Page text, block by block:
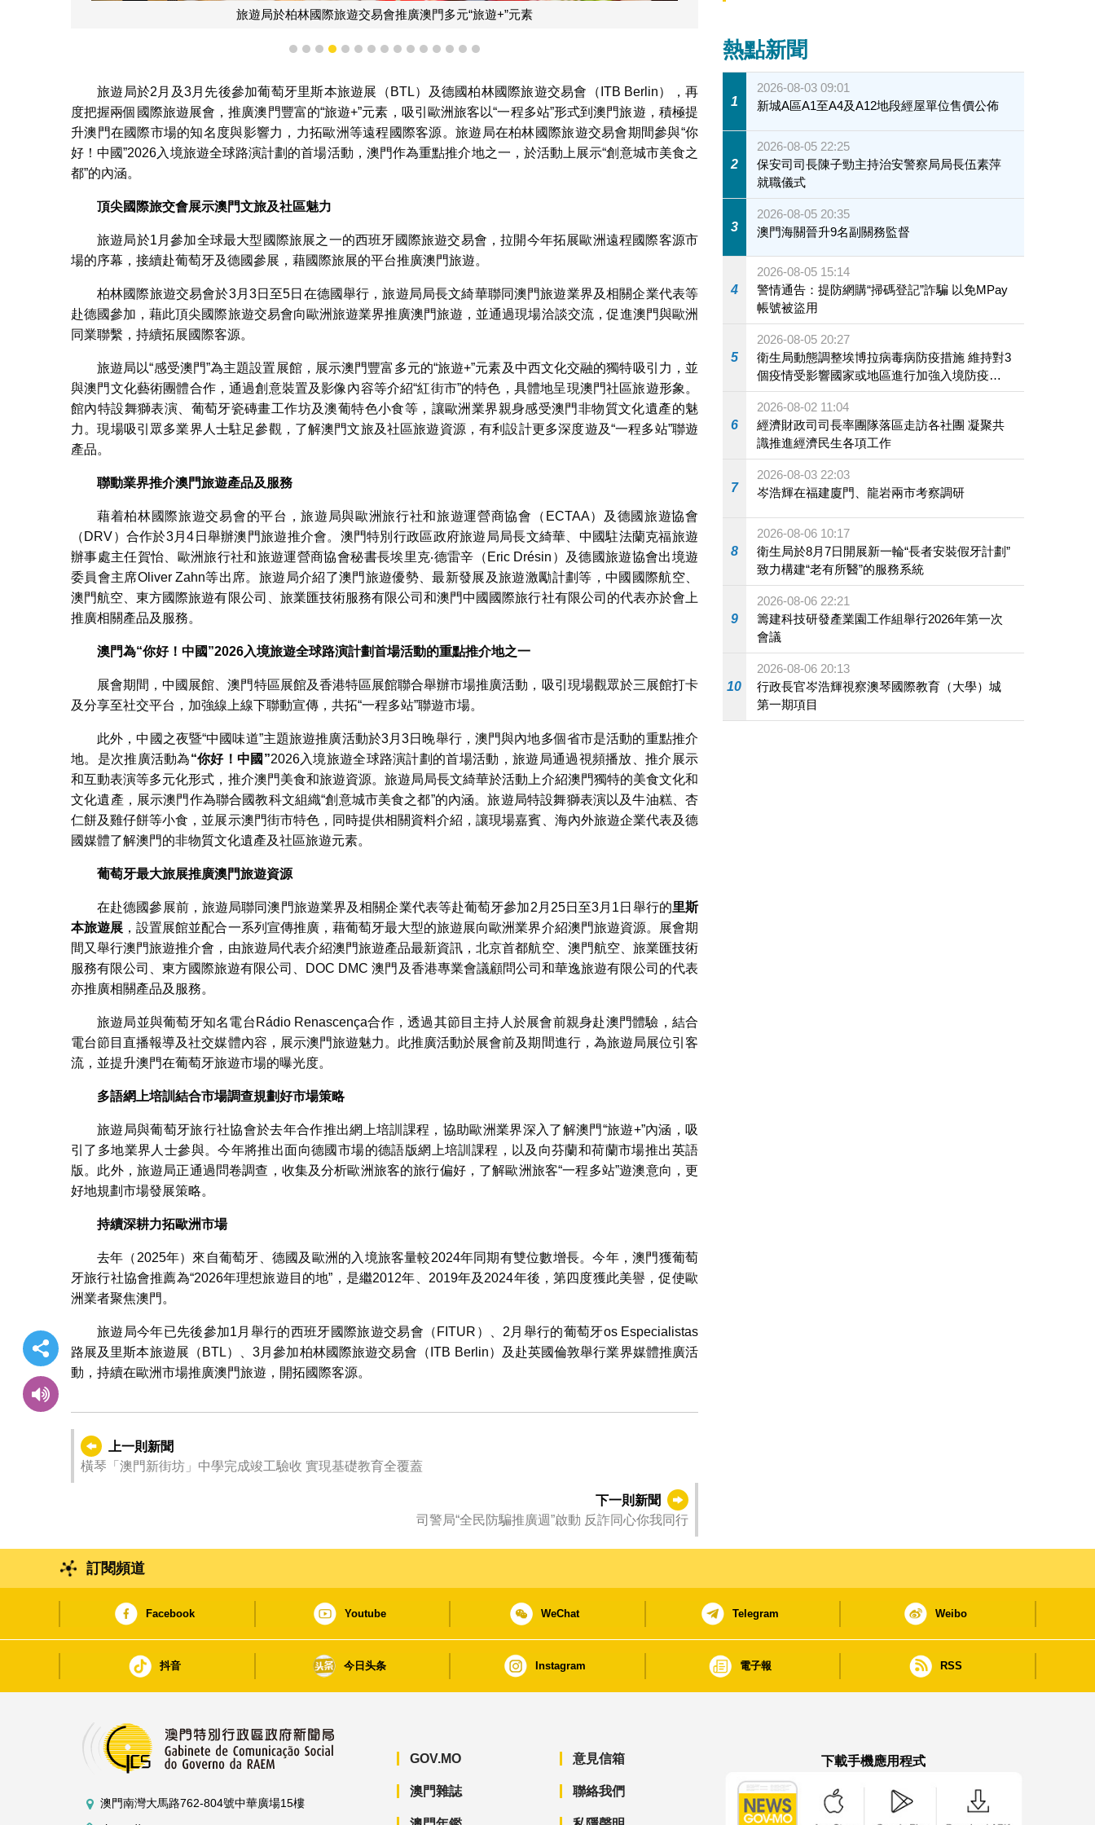
旅遊局於柏林國際旅遊交易會推廣澳門多元“旅遊+”元素
1 2 3 4 5 6 7 8 9 101112131415
旅遊局於2月及3月先後參加葡萄牙里斯本旅遊展（BTL）及德國柏林國際旅遊交易會（ITB Berlin），再
度把握兩個國際旅遊展會，推廣澳門豐富的“旅遊+”元素，吸引歐洲旅客以“一程多站”形式到澳門旅遊，積極提
升澳門在國際市場的知名度與影響力，力拓歐洲等遠程國際客源。旅遊局在柏林國際旅遊交易會期間參與“你
好！中國”2026入境旅遊全球路演計劃的首場活動，澳門作為重點推介地之一，於活動上展示“創意城市美食之
都”的內涵。
頂尖國際旅交會展示澳門文旅及社區魅力
旅遊局於1月參加全球最大型國際旅展之一的西班牙國際旅遊交易會，拉開今年拓展歐洲遠程國際客源市
場的序幕，接續赴葡萄牙及德國參展，藉國際旅展的平台推廣澳門旅遊。
柏林國際旅遊交易會於3月3日至5日在德國舉行，旅遊局局長文綺華聯同澳門旅遊業界及相關企業代表等
赴德國參加，藉此頂尖國際旅遊交易會向歐洲旅遊業界推廣澳門旅遊，並通過現場洽談交流，促進澳門與歐洲
同業聯繫，持續拓展國際客源。
旅遊局以“感受澳門”為主題設置展館，展示澳門豐富多元的“旅遊+”元素及中西文化交融的獨特吸引力，並
與澳門文化藝術團體合作，通過創意裝置及影像內容等介紹“紅街市”的特色，具體地呈現澳門社區旅遊形象。
館內特設舞獅表演、葡萄牙瓷磚畫工作坊及澳葡特色小食等，讓歐洲業界親身感受澳門非物質文化遺產的魅
力。現場吸引眾多業界人士駐足參觀，了解澳門文旅及社區旅遊資源，有利設計更多深度遊及“一程多站”聯遊
產品。
聯動業界推介澳門旅遊產品及服務
藉着柏林國際旅遊交易會的平台，旅遊局與歐洲旅行社和旅遊運營商協會（ECTAA）及德國旅遊協會
（DRV）合作於3月4日舉辦澳門旅遊推介會。澳門特別行政區政府旅遊局局長文綺華、中國駐法蘭克福旅遊
辦事處主任賀怡、歐洲旅行社和旅遊運營商協會秘書長埃里克‧德雷辛（Eric Drésin）及德國旅遊協會出境遊
委員會主席Oliver Zahn等出席。旅遊局介紹了澳門旅遊優勢、最新發展及旅遊激勵計劃等，中國國際航空、
澳門航空、東方國際旅遊有限公司、旅業匯技術服務有限公司和澳門中國國際旅行社有限公司的代表亦於會上
推廣相關產品及服務。
澳門為“你好！中國”2026入境旅遊全球路演計劃首場活動的重點推介地之一
展會期間，中國展館、澳門特區展館及香港特區展館聯合舉辦市場推廣活動，吸引現場觀眾於三展館打卡
及分享至社交平台，加強線上線下聯動宣傳，共拓“一程多站”聯遊市場。
此外，中國之夜暨“中國味道”主題旅遊推廣活動於3月3日晚舉行，澳門與內地多個省市是活動的重點推介
地。是次推廣活動為“你好！中國 ”2026入境旅遊全球路演計劃的首場活動，旅遊局通過視頻播放、推介展示
和互動表演等多元化形式，推介澳門美食和旅遊資源。旅遊局局長文綺華於活動上介紹澳門獨特的美食文化和
文化遺產，展示澳門作為聯合國教科文組織“創意城市美食之都”的內涵。旅遊局特設舞獅表演以及牛油糕、杏
仁餅及雞仔餅等小食，並展示澳門街市特色，同時提供相關資料介紹，讓現場嘉賓、海內外旅遊企業代表及德
國媒體了解澳門的非物質文化遺產及社區旅遊元素。
葡萄牙最大旅展推廣澳門旅遊資源
在赴德國參展前，旅遊局聯同澳門旅遊業界及相關企業代表等赴葡萄牙參加2月25日至3月1日舉行的里斯
本旅遊展 ，設置展館並配合一系列宣傳推廣，藉葡萄牙最大型的旅遊展向歐洲業界介紹澳門旅遊資源。展會期
間又舉行澳門旅遊推介會，由旅遊局代表介紹澳門旅遊產品最新資訊，北京首都航空、澳門航空、旅業匯技術
服務有限公司、東方國際旅遊有限公司、DOC DMC 澳門及香港專業會議顧問公司和華逸旅遊有限公司的代表
亦推廣相關產品及服務。
旅遊局並與葡萄牙知名電台Rádio Renascença合作，透過其節目主持人於展會前親身赴澳門體驗，結合
電台節目直播報導及社交媒體內容，展示澳門旅遊魅力。此推廣活動於展會前及期間進行，為旅遊局展位引客
流，並提升澳門在葡萄牙旅遊市場的曝光度。
多語網上培訓結合市場調查規劃好市場策略
旅遊局與葡萄牙旅行社協會於去年合作推出網上培訓課程，協助歐洲業界深入了解澳門“旅遊+”內涵，吸
引了多地業界人士參與。今年將推出面向德國市場的德語版網上培訓課程，以及向芬蘭和荷蘭市場推出英語
版。此外，旅遊局正通過問卷調查，收集及分析歐洲旅客的旅行偏好，了解歐洲旅客“一程多站”遊澳意向，更
好地規劃市場發展策略。
持續深耕力拓歐洲市場
去年（2025年）來自葡萄牙、德國及歐洲的入境旅客量較2024年同期有雙位數增長。今年，澳門獲葡萄
牙旅行社協會推薦為“2026年理想旅遊目的地”，是繼2012年、2019年及2024年後，第四度獲此美譽，促使歐
洲業者聚焦澳門。
旅遊局今年已先後參加1月舉行的西班牙國際旅遊交易會（FITUR）、2月舉行的葡萄牙os Especialistas
路展及里斯本旅遊展（BTL）、3月參加柏林國際旅遊交易會（ITB Berlin）及赴英國倫敦舉行業界媒體推廣活
動，持續在歐洲市場推廣澳門旅遊，開拓國際客源。
上一則新聞
橫琴「澳門新街坊」中學完成竣工驗收 實現基礎教育全覆蓋
下一則新聞
司警局“全民防騙推廣週”啟動 反詐同心你我同行
熱點新聞
1
2026-08-03 09:01
新城A區A1至A4及A12地段經屋單位售價公佈
2
2026-08-05 22:25
保安司司長陳子勁主持治安警察局局長伍素萍
就職儀式
3
2026-08-05 20:35
澳門海關晉升9名副關務監督
4
2026-08-05 15:14
警情通告：提防網購“掃碼登記”詐騙 以免MPay
帳號被盜用
5
2026-08-05 20:27
衛生局動態調整埃博拉病毒病防疫措施 維持對3
個疫情受影響國家或地區進行加強入境防疫措
施
6
2026-08-02 11:04
經濟財政司司長率團隊落區走訪各社團 凝聚共
識推進經濟民生各項工作
7
2026-08-03 22:03
岑浩輝在福建廈門、龍岩兩市考察調研
8
2026-08-06 10:17
衛生局於8月7日開展新一輪“長者安裝假牙計劃”
致力構建“老有所醫”的服務系統
9
2026-08-06 22:21
籌建科技研發產業園工作組舉行2026年第一次
會議
10
2026-08-06 20:13
行政長官岑浩輝視察澳琴國際教育（大學）城
第一期項目
訂閱頻道
Facebook Youtube WeChat Telegram Weibo
抖音 今日头条 Instagram 電子報 RSS
澳門南灣大馬路762-804號中華廣場15樓
GOV.MO
澳門雜誌
意見信箱
聯絡我們
下載手機應用程式